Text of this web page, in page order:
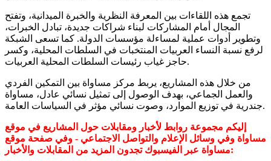
تجمع هذه اللقاءات بين المعرفة النظرية والخبرة الميدانية، وتفتح
المجال أمام المشاركات لبناء شراكات جديدة، تبادل الخبرات،
وتطوير أدوات عملية لمساءلة مؤسسات الدولة. كما تسعى الشبكة
لرفع نسبة النساء العربيات المنتخبات في السلطات المحلية، وكسر
حاجز غياب رئيسات السلطات المحلية العربيات.
من خلال هذه المشاريع، يربط مركز مساواة بين التمكين الفردي
والعمل الجماعي، بهدف الوصول إلى تمثيل نسائي عادل، مساواة
جندرية في توزيع الموارد، وصوت نسائي مؤثر في السياسات العامة.
إليكم مجموعة روابط لأخبار ومقابلات حول المشاريع في موقع
مساواة وفي وسائل الإعلام والتواصل الاجتماعي - وفي صفحة موقع
مساواة عبر الفيسبوك تجدون المزيد من المقابلات والأخبار: